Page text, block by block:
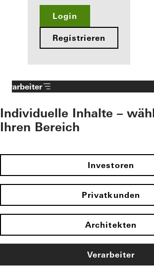
Login
Registrieren
Verarbeiter
Individuelle Inhalte –
Ihren Bereich
Investoren
Privatkunden
Architekten
Verarbeiter